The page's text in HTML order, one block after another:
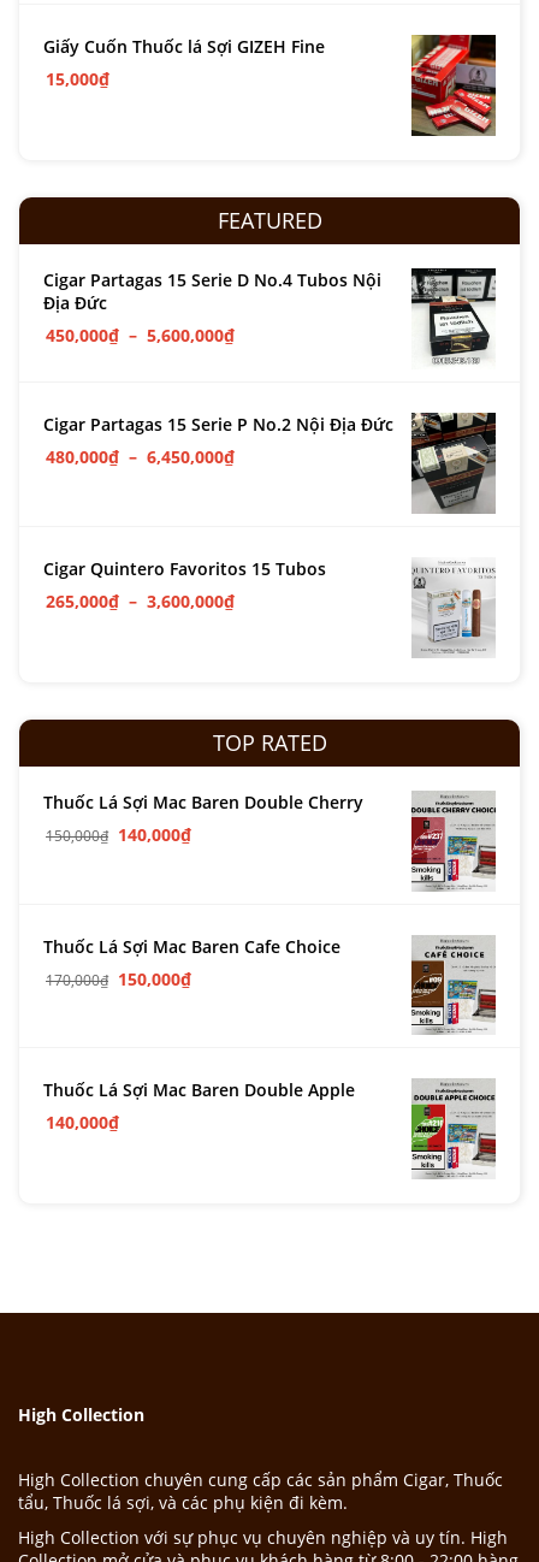
Giấy Cuốn Thuốc lá Sợi GIZEH Fine
15,000₫
FEATURED
Cigar Partagas 15 Serie D No.4 Tubos Nội
Địa Đức
450,000₫ – 5,600,000₫
Cigar Partagas 15 Serie P No.2 Nội Địa Đức
480,000₫ – 6,450,000₫
Cigar Quintero Favoritos 15 Tubos
265,000₫ – 3,600,000₫
TOP RATED
Thuốc Lá Sợi Mac Baren Double Cherry
150,000₫ 140,000₫
Thuốc Lá Sợi Mac Baren Cafe Choice
170,000₫ 150,000₫
Thuốc Lá Sợi Mac Baren Double Apple
140,000₫
High Collection
High Collection chuyên cung cấp các sản phẩm Cigar, Thuốc
tẩu, Thuốc lá sợi, và các phụ kiện đi kèm.
High Collection với sự phục vụ chuyên nghiệp và uy tín. High